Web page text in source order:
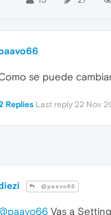
se puede
Replies Last reply 22 Nov
@paavo66
Vas a